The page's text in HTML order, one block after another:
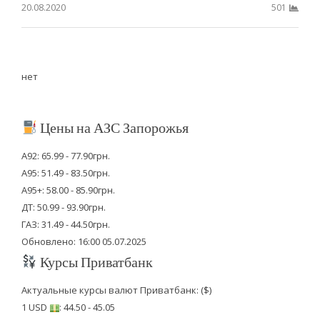
20.08.2020
501
нет
Цены на АЗС Запорожья
А92: 65.99 - 77.90грн.
А95: 51.49 - 83.50грн.
А95+: 58.00 - 85.90грн.
ДТ: 50.99 - 93.90грн.
ГАЗ: 31.49 - 44.50грн.
Обновлено: 16:00 05.07.2025
Курсы Приватбанк
Актуальные курсы валют Приватбанк: ($)
1 USD
: 44.50 - 45.05